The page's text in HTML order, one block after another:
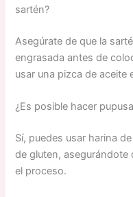
sartén?
Asegúrate de que la
engrasada antes de
usar una pizca de aceite
¿Es posible hacer
Sí, puedes usar harina
de gluten,
el proceso.